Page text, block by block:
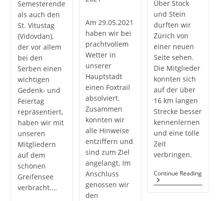
Semesterende
als auch den
St. Vitustag
(Vidovdan),
der vor allem
bei den
Serben einen
wichtigen
Gedenk- und
Feiertag
repräsentiert,
haben wir mit
unseren
Mitgliedern
auf dem
schönen
Greifensee
verbracht.…
Am 29.05.2021
haben wir bei
prachtvollem
Wetter in
unserer
Hauptstadt
einen Foxtrail
absolviert.
Zusammen
konnten wir
alle Hinweise
entziffern und
sind zum Ziel
angelangt. Im
Anschluss
genossen wir
den
Über Stock
und Stein
durften wir
Zürich von
einer neuen
Seite sehen.
Die Mitglieder
konnten sich
auf der über
16 km langen
Strecke besser
kennenlernen
und eine tolle
Zeit
verbringen.
Continue Reading